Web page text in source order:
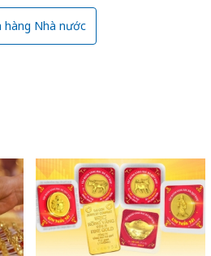
hàng Nhà nước